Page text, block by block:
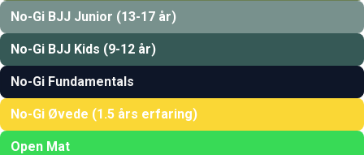
No-Gi BJJ Junior (13-17 år)
No-Gi BJJ Kids (9-12 år)
No-Gi Fundamentals
No-Gi Øvede (1.5 års erfaring)
Open Mat